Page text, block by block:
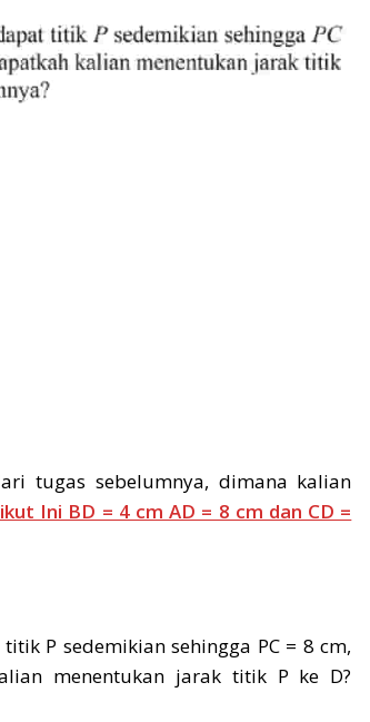
tugas sebelumnya, dimana kalian
Ini BD = 4 cm AD = 8 cm dan CD =
P sedemikian sehingga PC = 8 cm,
menentukan jarak titik P ke D?